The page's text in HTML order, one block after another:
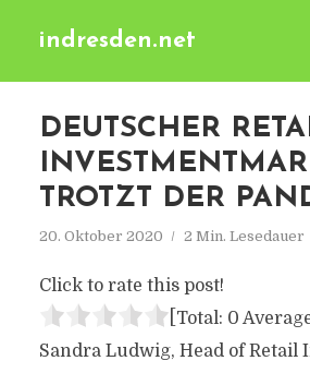
indresden.net
DEUTSCHER
TROTZT DER
20. Oktober 2020 2 Min. Lesedauer
Click to rate this post!
[Total: 0
Sandra Ludwig, Head of Retail